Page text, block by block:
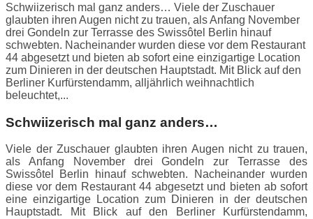
Schwiizerisch mal ganz anders… Viele der Zuschauer
glaubten ihren Augen nicht zu trauen, als Anfang November
drei Gondeln zur Terrasse des Swissôtel Berlin hinauf
schwebten. Nacheinander wurden diese vor dem Restaurant
44 abgesetzt und bieten ab sofort eine einzigartige Location
zum Dinieren in der deutschen Hauptstadt. Mit Blick auf den
Berliner Kurfürstendamm, alljährlich weihnachtlich
beleuchtet,...
Schwiizerisch mal ganz anders…
Viele der Zuschauer glaubten ihren Augen nicht zu trauen,
als Anfang November drei Gondeln zur Terrasse des
Swissôtel Berlin hinauf schwebten. Nacheinander wurden
diese vor dem Restaurant 44 abgesetzt und bieten ab sofort
eine einzigartige Location zum Dinieren in der deutschen
Hauptstadt. Mit Blick auf den Berliner Kurfürstendamm,